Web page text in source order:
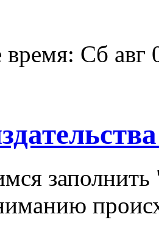
Сб авг
заполнить